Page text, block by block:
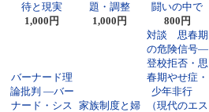
待と現実
1,000円
題・調整
1,000円
闘いの中で
800円
バーナード理
論批判 ―バー
ナード・シス 家族制度と婦
対談 思春期
の危険信号―
登校拒否・思
春期やせ症・
少年非行
（現代のエス